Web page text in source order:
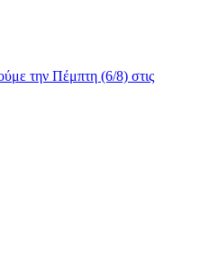
την Πέμπτη (6/8) στις